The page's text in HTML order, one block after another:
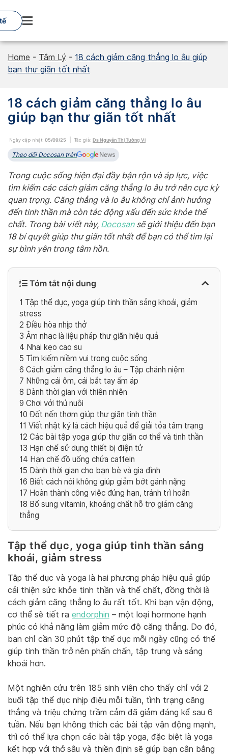
to
content
Home - Tâm Lý - 18 cách giảm căng thẳng lo âu giúp
bạn thư giãn tốt nhất
18 cách giảm căng thẳng lo âu
giúp bạn thư giãn tốt nhất
Ngày cập nhật: 05/09/25 Tác giả: Ds Nguyễn Thị Tường Vi
Theo dõi Docosan trên
Trong cuộc sống hiện đại đầy bận rộn và áp lực, việc
tìm kiếm các cách giảm căng thẳng lo âu trở nên cực kỳ
quan trọng. Căng thẳng và lo âu không chỉ ảnh hưởng
đến tinh thần mà còn tác động xấu đến sức khỏe thể
chất. Trong bài viết này, Docosansẽ giới thiệu đến bạn
18 bí quyết giúp thư giãn tốt nhất để bạn có thể tìm lại
sự bình yên trong tâm hồn.
Tóm tắt nội dung
1 Tập thể dục, yoga giúp tinh thần sảng khoái, giảm
stress
2 Điều hòa nhịp thở
3 Âm nhạc là liệu pháp thư giãn hiệu quả
4 Nhai kẹo cao su
5 Tìm kiếm niềm vui trong cuộc sống
6 Cách giảm căng thẳng lo âu – Tập chánh niệm
7 Những cái ôm, cái bắt tay ấm áp
8 Dành thời gian với thiên nhiên
9 Chơi với thú nuôi
10 Đốt nến thơm giúp thư giãn tinh thần
11 Viết nhật ký là cách hiệu quả để giải tỏa tâm trạng
12 Các bài tập yoga giúp thư giãn cơ thể và tinh thần
13 Hạn chế sử dụng thiết bị điện tử
14 Hạn chế đồ uống chứa caffein
15 Dành thời gian cho bạn bè và gia đình
16 Biết cách nói không giúp giảm bớt gánh nặng
17 Hoàn thành công việc đúng hạn, tránh trì hoãn
18 Bổ sung vitamin, khoáng chất hỗ trợ giảm căng
thẳng
Tập thể dục, yoga giúp tinh thần sảng
khoái, giảm stress
Tập thể dục và yoga là hai phương pháp hiệu quả giúp
cải thiện sức khỏe tinh thần và thể chất, đồng thời là
cách giảm căng thẳng lo âu rất tốt. Khi bạn vận động,
cơ thể sẽ tiết ra endorphin – một loại hormone hạnh
phúc có khả năng làm giảm mức độ căng thẳng. Do đó,
bạn chỉ cần 30 phút tập thể dục mỗi ngày cũng có thể
giúp tinh thần trở nên phấn chấn, tập trung và sảng
khoái hơn.
Một nghiên cứu trên 185 sinh viên cho thấy chỉ với 2
buổi tập thể dục nhịp điệu mỗi tuần, tình trạng căng
thẳng và triệu chứng trầm cảm đã giảm đáng kể sau 6
tuần. Nếu bạn không thích các bài tập vận động mạnh,
thì có thể lựa chọn các bài tập yoga, đặc biệt là yoga
kết hợp với thở sâu và thiền định sẽ giúp bạn cân bằng